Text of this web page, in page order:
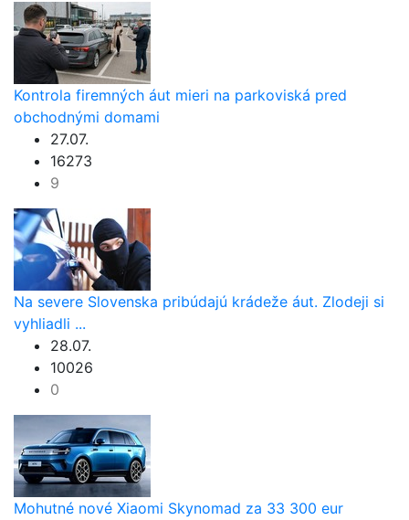
Kontrola firemných áut mieri na parkoviská pred
obchodnými domami
27.07.
16273
9
Na severe Slovenska pribúdajú krádeže áut. Zlodeji si
vyhliadli ...
28.07.
10026
0
Mohutné nové Xiaomi Skynomad za 33 300 eur